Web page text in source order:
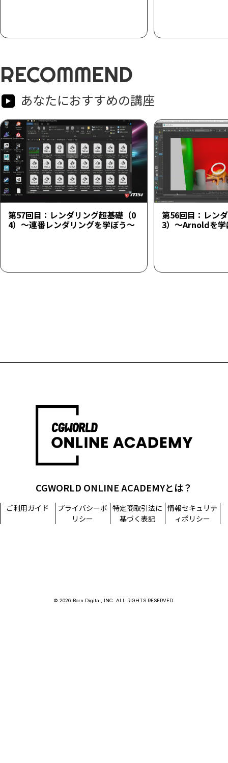
RECOMMEND
あなたにおすすめの講座
第57回目：レンダリング超基礎（0
4）～連番レンダリングを学ぼう～
第56回目：レン
3）～Arnoldを学
CGWORLD ONLINE ACADEMYとは？
ご利用ガイド
プライバシーポ
リシー
特定商取引法に
基づく表記
情報セキュリテ
ィポリシー
© 2026 Born Digital, INC. ALL RIGHTS RESERVED.